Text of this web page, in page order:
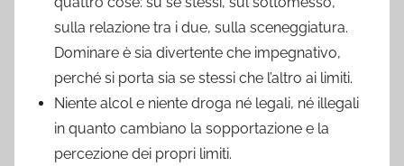
sulla relazione tra i due, sulla sceneggiatura.
Dominare è sia divertente che impegnativo,
perché si porta sia se stessi che l’altro ai limiti.
Niente alcol e niente droga né legali, né illegali
in quanto cambiano la sopportazione e la
percezione dei propri limiti.